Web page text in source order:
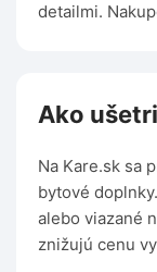
detailmi.
Ako
Na Kare.sk sa
bytové
alebo viazané
znižujú cenu